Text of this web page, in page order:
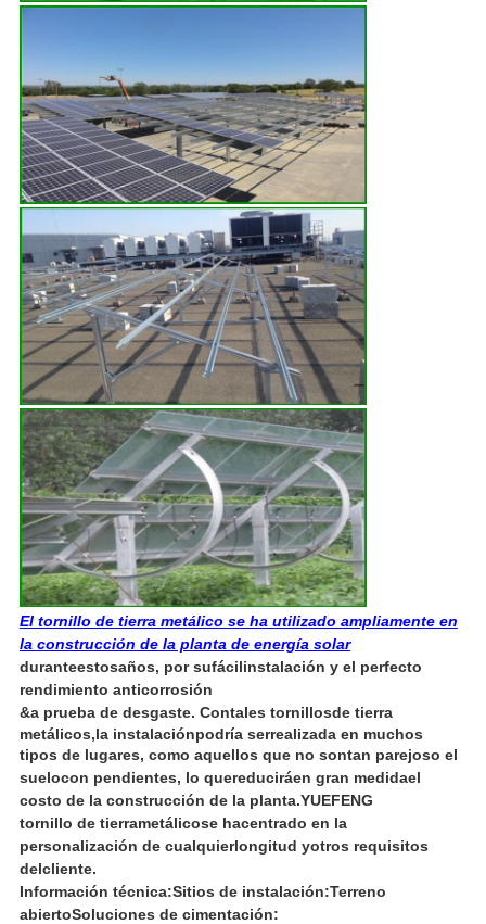
El tornillo de tierra metálico se ha utilizado ampliamente en
la construcción de la planta de energía solar
duranteestosaños, por sufácilinstalación y el perfecto
rendimiento anticorrosión
&a prueba de desgaste. Contales tornillosde tierra
metálicos,la instalaciónpodría serrealizada en muchos
tipos de lugares, como aquellos que no sontan parejoso el
suelocon pendientes, lo quereduciráen gran medidael
costo de la construcción de la planta.YUEFENG
tornillo de tierrametálicose hacentrado en la
personalización de cualquierlongitud yotros requisitos
delcliente.
Información técnica:Sitios de instalación:Terreno
abiertoSoluciones de cimentación: